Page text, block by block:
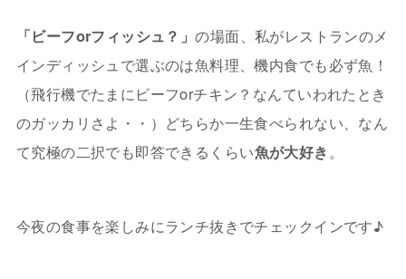
「ビーフorフィッシュ？」の場面、私がレストランのメ
インディッシュで選ぶのは魚料理、機内食でも必ず魚！
（飛行機でたまにビーフorチキン？なんていわれたとき
のガッカリさよ・・）どちらか一生食べられない、なん
て究極の二択でも即答できるくらい魚が大好き。
今夜の食事を楽しみにランチ抜きでチェックインです♪